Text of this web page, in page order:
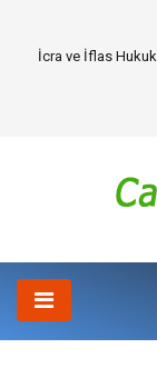
Cybersecurity